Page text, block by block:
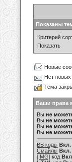
Показаны
Критерий
Показать
Новые
Нет
Тема
Ваши права
Вы не
Вы не
Вы не
Вы не
BB коды Вкл.
Смайлы Вкл.
[IMG] код